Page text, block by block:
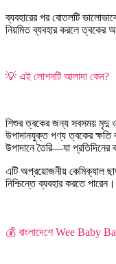
ব্যবহারের পর বোতলটি
নিয়মিত ব্যবহার করলে ত্বকের
💡 এই লোশনটি আলাদা কেন?
শিশুর ত্বকের জন্য সবসময় মৃদু
উপাদানযুক্ত পণ্য ত্বকের
উপাদানে তৈরি—যা
এটি অপ্রয়োজনীয় কেমিক্যাল
নিশ্চিন্তে ব্যবহার করতে পারেন।
💰 বাংলাদেশে Wee Baby